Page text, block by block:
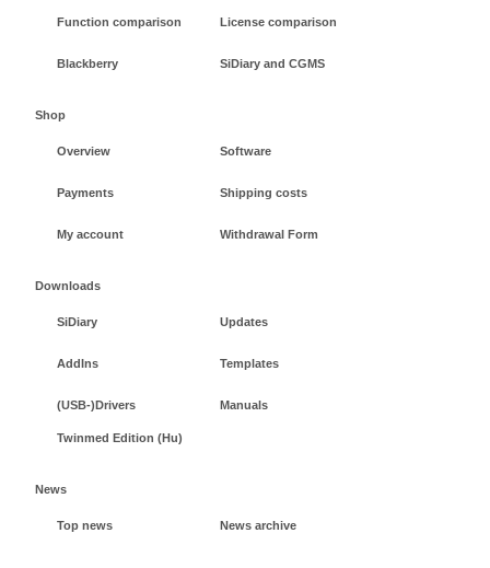
Function comparison License comparison
Blackberry SiDiary and CGMS
Shop
Overview Software
Payments Shipping costs
My account Withdrawal Form
Downloads
SiDiary Updates
AddIns Templates
(USB-)Drivers Manuals
Twinmed Edition (Hu)
News
Top news News archive